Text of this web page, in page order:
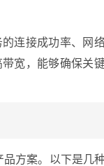
连接成功率、网
宽，能够确保关
方案。以下是几种